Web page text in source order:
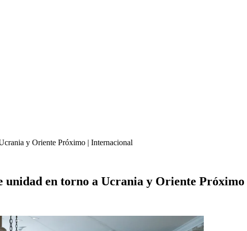
y Oriente Próximo | Internacional
unidad en torno a Ucrania y Oriente